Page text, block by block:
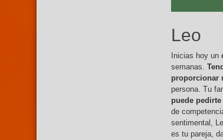
Leo
Inicias hoy un
semanas.
proporcionar
persona. Tu
puede
de
sentimental,
es tu pareja,